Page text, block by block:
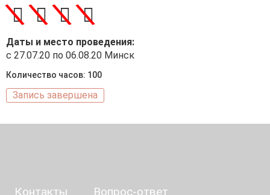
\\\\
Даты и место проведения:
с 27.07.20 по 06.08.20 Минск
Количество часов: 100
Запись завершена
Контакты Вопрос-ответ